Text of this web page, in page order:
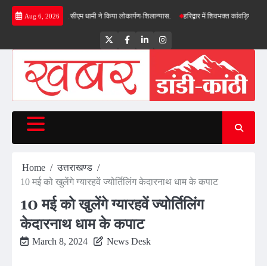
Skip
Aug 6, 2026
सौगात, सीएम धामी ने किया लोकार्पण-शिलान्यास. हरिद्वार में शिवभक्त कांवड़ियों पर पुष्पवर्षा,
TwitterFacebookLinkedInInstagram
Home
उत्तराखण्ड
10 मई को खुलेंगे ग्यारहवें ज्योर्तिलिंग केदारनाथ धाम के कपाट
10 मई को खुलेंगे ग्यारहवें ज्योर्तिलिंग
केदारनाथ धाम के कपाट
March 8, 2024 News Desk